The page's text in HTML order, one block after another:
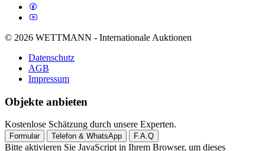
© 2026 WETTMANN - Internationale Auktionen
Datenschutz
AGB
Impressum
Objekte anbieten
Kostenlose Schätzung durch unsere Experten.
Formular Telefon & WhatsApp F.A.Q
Bitte aktivieren Sie JavaScript in Ihrem Browser, um dieses